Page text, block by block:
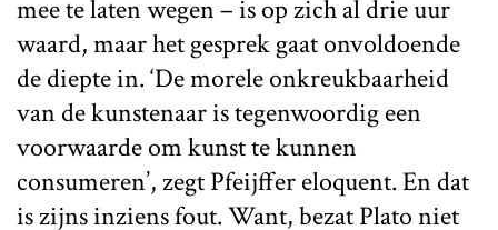
mee te laten wegen – is op zich al drie uur
waard, maar het gesprek gaat onvoldoende
de diepte in. ‘De morele onkreukbaarheid
van de kunstenaar is tegenwoordig een
voorwaarde om kunst te kunnen
consumeren’, zegt Pfeijffer eloquent. En dat
is zijns inziens fout. Want, bezat Plato niet